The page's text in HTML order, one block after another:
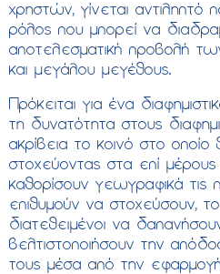
χρηστών, γίνεται αντιληπτό
ρόλος που μπορεί να
αποτελεσματική προβολή
και μεγάλου μεγέθους.
Πρόκειται για ένα
τη δυνατότητα στους
ακρίβεια το κοινό στο
στοχεύοντας στα επί μέρους
καθορίσουν γεωγραφικά τις
επιθυμούν να στοχεύσουν,
διατεθειμένοι να
βελτιστοποιήσουν την
τους μέσα από την